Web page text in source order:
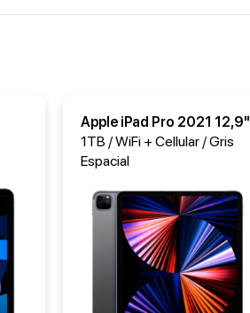
Apple iPad Pro 2021 12,9"
1TB / WiFi + Cellular / Gris
Espacial